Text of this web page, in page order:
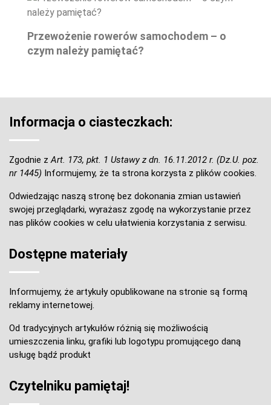
Przewożenie rowerów samochodem – o
czym należy pamiętać?
Informacja o ciasteczkach:
Zgodnie z Art. 173, pkt. 1 Ustawy z dn. 16.11.2012 r. (Dz.U. poz.
nr 1445) Informujemy, że ta strona korzysta z plików cookies.
Odwiedzając naszą stronę bez dokonania zmian ustawień
swojej przeglądarki, wyrażasz zgodę na wykorzystanie przez
nas plików cookies w celu ułatwienia korzystania z serwisu.
Dostępne materiały
Informujemy, że artykuły opublikowane na stronie są formą
reklamy internetowej.
Od tradycyjnych artykułów różnią się możliwością
umieszczenia linku, grafiki lub logotypu promującego daną
usługę bądź produkt
Czytelniku pamiętaj!